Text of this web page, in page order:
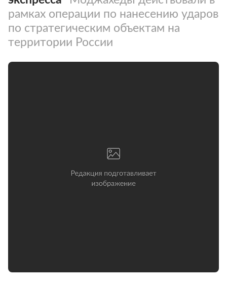
рамках операции по нанесению ударов
по стратегическим объектам на
территории России